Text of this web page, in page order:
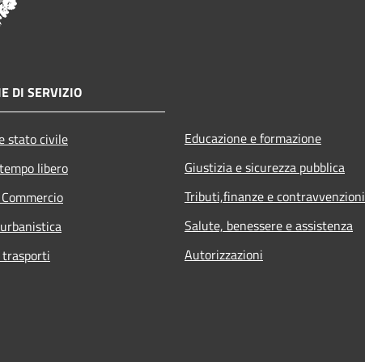
DI SERVIZIO
stato civile
libero
Educazione e formazione
Giustizia e sicurezza pubblica
Tributi,finanze e contravvenzioni
Salute, benessere e assistenza
Autorizzazioni